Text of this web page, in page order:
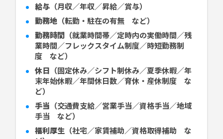
給与 （月収／年収／昇給／賞与）
勤務地 （転勤・駐在の有無 など）
勤務時間 （就業時間帯／定時内の実働時間／残
業時間／フレックスタイム制度／時短勤務制
度 など）
休日 （固定休み／シフト制休み／夏季休暇／年
末年始休暇／年間休日数／育休・産休制度 な
ど）
手当 （交通費支給／営業手当／資格手当／地域
手当 など）
福利厚生 （社宅／家賃補助／資格取得補助 な